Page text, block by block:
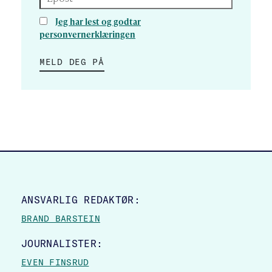
Jeg har lest og godtar
personvernerklæringen
MELD DEG PÅ
SITE FOOTER
ANSVARLIG REDAKTØR:
BRAND BARSTEIN
JOURNALISTER:
EVEN FINSRUD